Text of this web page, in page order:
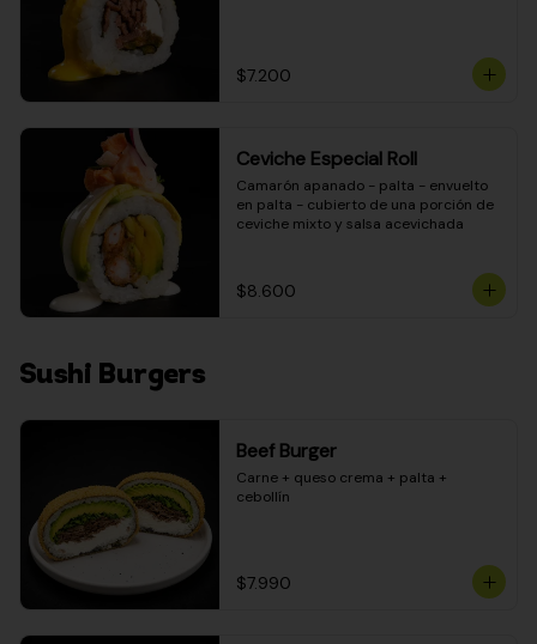
$7.200
Ceviche Especial Roll
Camarón apanado - palta - envuelto
en palta - cubierto de una porción de
ceviche mixto y salsa acevichada
$8.600
Sushi Burgers
Beef Burger
Carne + queso crema + palta +
cebollín
$7.990